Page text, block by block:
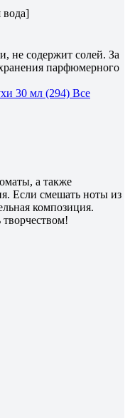
вода]
не содержит солей. За
парфюмерного
30 мл (294) Все
а также
Если смешать ноты из
композиция.